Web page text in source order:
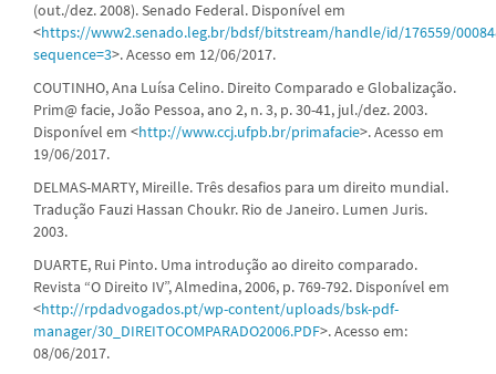
(out./dez. 2008). Senado Federal. Disponível em
<https://www2.senado.leg.br/bdsf/bitstream/handle/id/176559/
sequence=3>. Acesso em 12/06/2017.
COUTINHO, Ana Luísa Celino. Direito Comparado e Globalização.
Prim@ facie, João Pessoa, ano 2, n. 3, p. 30-41, jul./dez. 2003.
Disponível em <http://www.ccj.ufpb.br/primafacie>. Acesso em
19/06/2017.
DELMAS-MARTY, Mireille. Três desafios para um direito mundial.
Tradução Fauzi Hassan Choukr. Rio de Janeiro. Lumen Juris.
2003.
DUARTE, Rui Pinto. Uma introdução ao direito comparado.
Revista “O Direito IV”, Almedina, 2006, p. 769-792. Disponível em
<http://rpdadvogados.pt/wp-content/uploads/bsk-pdf-
manager/30_DIREITOCOMPARADO2006.PDF>. Acesso em:
08/06/2017.